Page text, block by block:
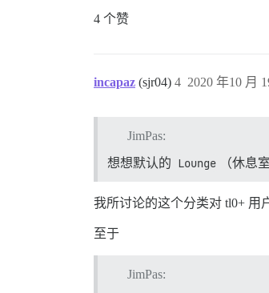
4 个赞
incapaz (sjr04) 2020 年10 月
4
JimPas:
想想默认的 Lounge （休息
我所讨论的这个分类对 tl0+ 用
至于
JimPas: